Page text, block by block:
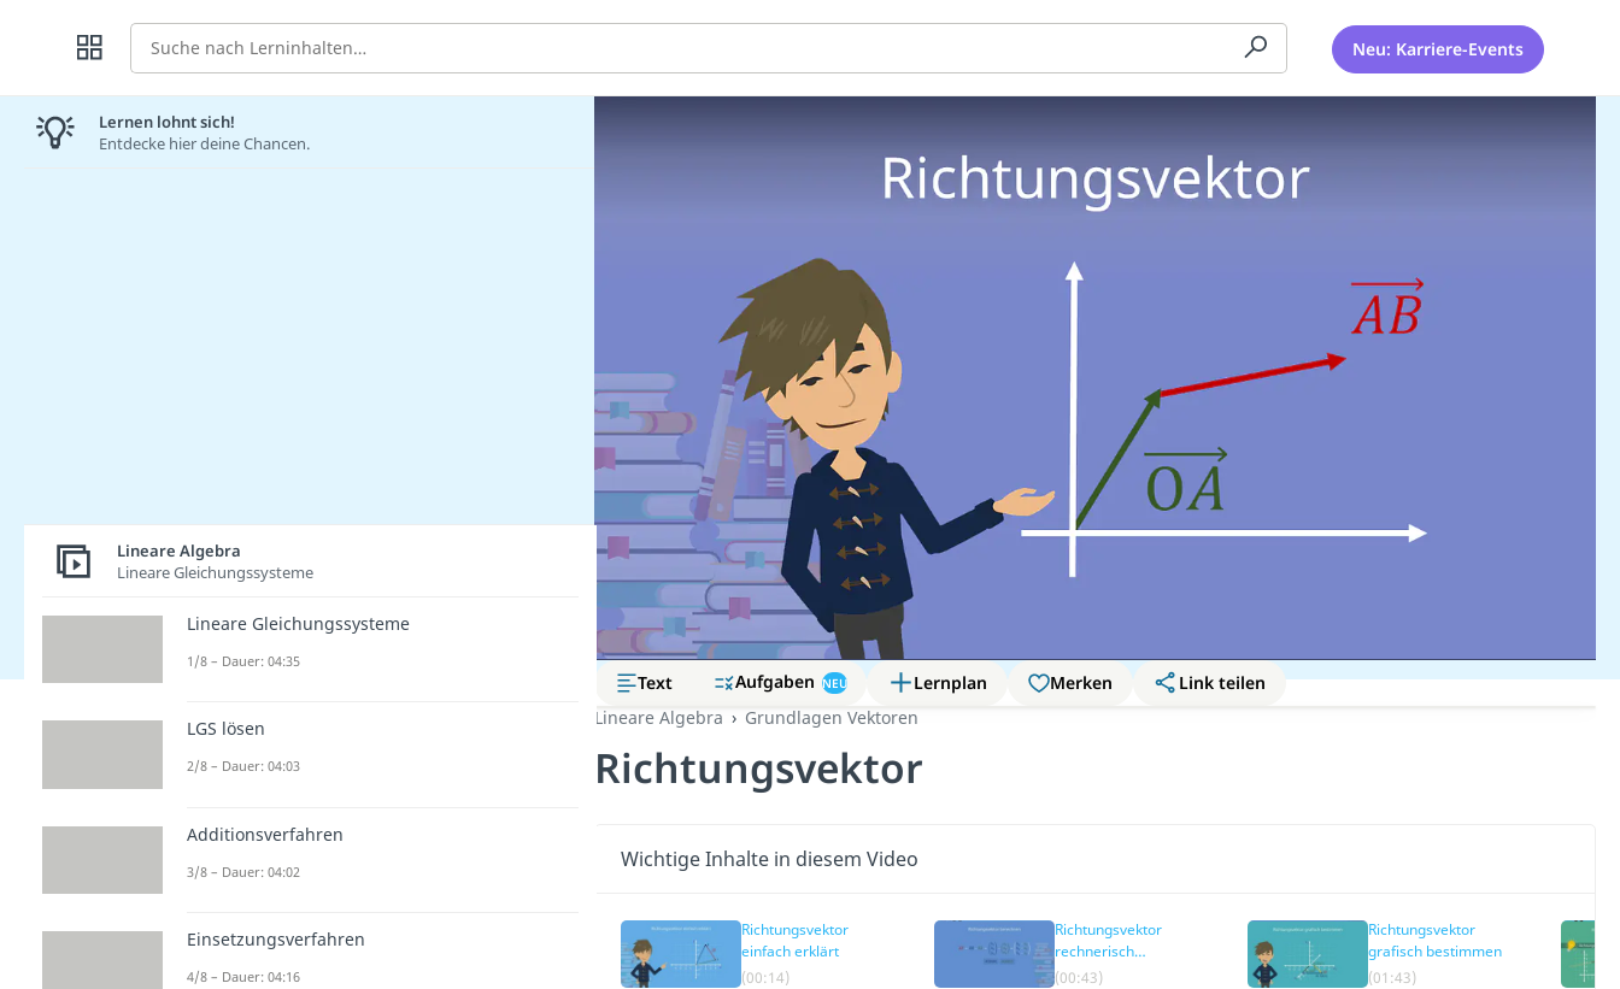
Suche Neu: Karriere-Events
Text Aufgaben NEU Lernplan Merken
Link teilen
Lineare Algebra
Grundlagen Vektoren
Richtungsvektor
Wichtige Inhalte in diesem Video
Richtungsvektor
einfach erklärt
(00:14)
Richtungsvektor
rechnerisch
bestimmen
(00:43)
Richtungsvektor
grafisch bestimmen
(01:43)
Lernen lohnt sich!
Entdecke hier deine Chancen.
Lineare Algebra
Lineare Gleichungssysteme
Lineare Gleichungssysteme
1/8 – Dauer: 04:35
LGS lösen
2/8 – Dauer: 04:03
Additionsverfahren
3/8 – Dauer: 04:02
Einsetzungsverfahren
4/8 – Dauer: 04:16